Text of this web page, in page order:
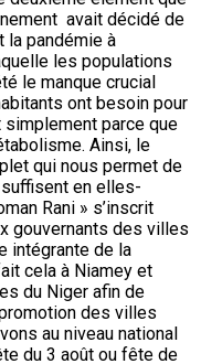
avait décidé de
la pandémie à
les populations
le manque crucial
ont besoin pour
simplement parce que
Ainsi, le
qui nous permet de
en elles-
Rani » s’inscrit
gouvernants des villes
intégrante de la
cela à Niamey et
du Niger afin de
des villes
au niveau national
du 3 août ou fête de